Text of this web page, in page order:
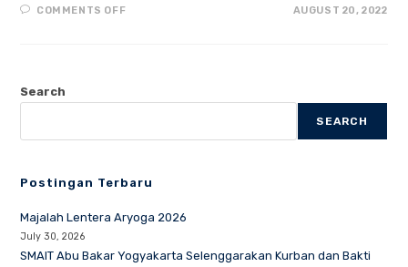
COMMENTS OFFON
ARYOGA
AUGUST 20, 2022
Search
SEARCH
Postingan Terbaru
Majalah Lentera Aryoga 2026
July 30, 2026
SMAIT Abu Bakar Yogyakarta Selenggarakan Kurban dan Bakti